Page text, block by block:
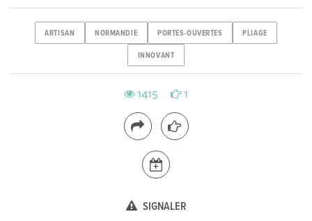
ARTISAN NORMANDIE PORTES-OUVERTES PLIAGE
INNOVANT
1415 1
SIGNALER